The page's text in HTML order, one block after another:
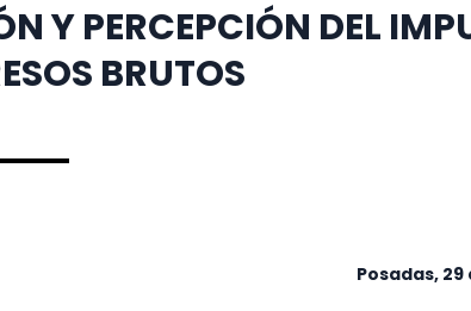
Y PERCEPCIÓN DEL
BRUTOS
Posadas, 29